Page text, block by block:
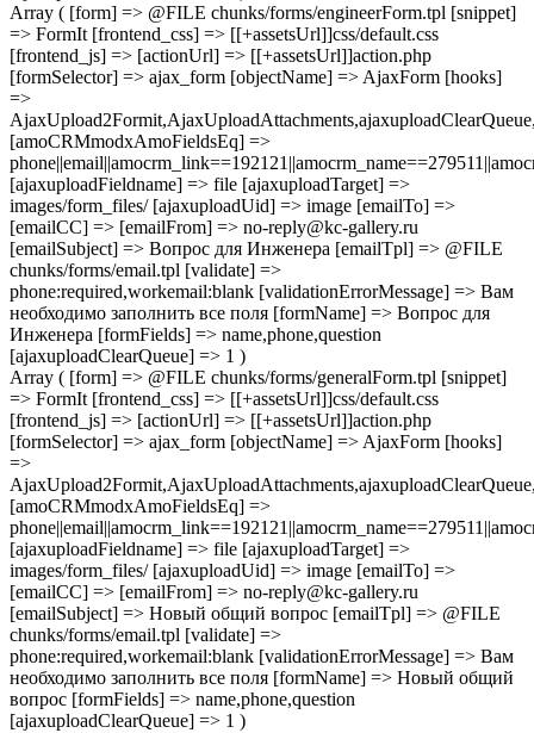
Array ( [form] => @FILE chunks/forms/engineerForm.tpl [snippet]
=> FormIt [frontend_css] => [[+assetsUrl]]css/default.css
[frontend_js] => [actionUrl] => [[+assetsUrl]]action.php
[formSelector] => ajax_form [objectName] => AjaxForm [hooks]
=>
[amoCRMmodxAmoFieldsEq] =>
[ajaxuploadFieldname] => file [ajaxuploadTarget] =>
images/form_files/ [ajaxuploadUid] => image [emailTo] =>
[emailCC] => [emailFrom] => no-reply@kc-gallery.ru
[emailSubject] => Вопрос для Инженера [emailTpl] => @FILE
chunks/forms/email.tpl [validate] =>
phone:required,workemail:blank [validationErrorMessage] => Вам
необходимо заполнить все поля [formName] => Вопрос для
Инженера [formFields] => name,phone,question
[ajaxuploadClearQueue] => 1 )
Array ( [form] => @FILE chunks/forms/generalForm.tpl [snippet]
=> FormIt [frontend_css] => [[+assetsUrl]]css/default.css
[frontend_js] => [actionUrl] => [[+assetsUrl]]action.php
[formSelector] => ajax_form [objectName] => AjaxForm [hooks]
=>
[amoCRMmodxAmoFieldsEq] =>
[ajaxuploadFieldname] => file [ajaxuploadTarget] =>
images/form_files/ [ajaxuploadUid] => image [emailTo] =>
[emailCC] => [emailFrom] => no-reply@kc-gallery.ru
[emailSubject] => Новый общий вопрос [emailTpl] => @FILE
chunks/forms/email.tpl [validate] =>
phone:required,workemail:blank [validationErrorMessage] => Вам
необходимо заполнить все поля [formName] => Новый общий
вопрос [formFields] => name,phone,question
[ajaxuploadClearQueue] => 1 )